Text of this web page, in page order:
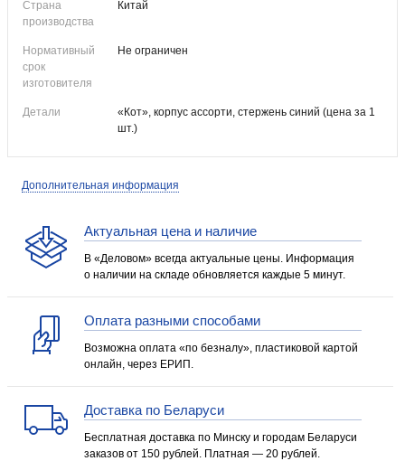
Страна
производства
Китай
Нормативный
срок
изготовителя
Не ограничен
Детали
«Кот», корпус ассорти, стержень синий (цена за 1
шт.)
Дополнительная информация
Актуальная цена и наличие
В «Деловом» всегда актуальные цены. Информация
о наличии на складе обновляется каждые 5 минут.
Оплата разными способами
Возможна оплата «по безналу», пластиковой картой
онлайн, через ЕРИП.
Доставка по Беларуси
Бесплатная доставка по Минску и городам Беларуси
заказов от 150 рублей. Платная — 20 рублей.